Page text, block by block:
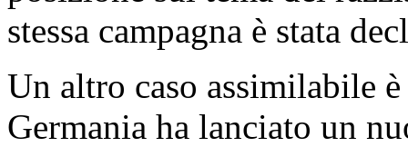
stessa campagna è stata
Un altro caso assimilabile
Germania ha lanciato un